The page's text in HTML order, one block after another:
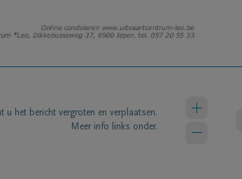
u het bericht vergroten en verplaatsen.
Meer info links onder.